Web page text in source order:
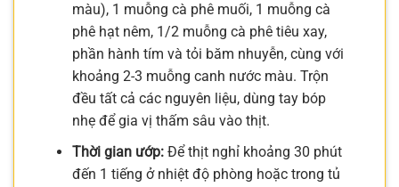
màu), 1 muỗng cà phê muối, 1 muỗng cà
phê hạt nêm, 1/2 muỗng cà phê tiêu xay,
phần hành tím và tỏi băm nhuyễn, cùng với
khoảng 2-3 muỗng canh nước màu. Trộn
đều tất cả các nguyên liệu, dùng tay bóp
nhẹ để gia vị thấm sâu vào thịt.
Thời gian ướp:Để thịt nghỉ khoảng 30 phút
đến 1 tiếng ở nhiệt độ phòng hoặc trong tủ